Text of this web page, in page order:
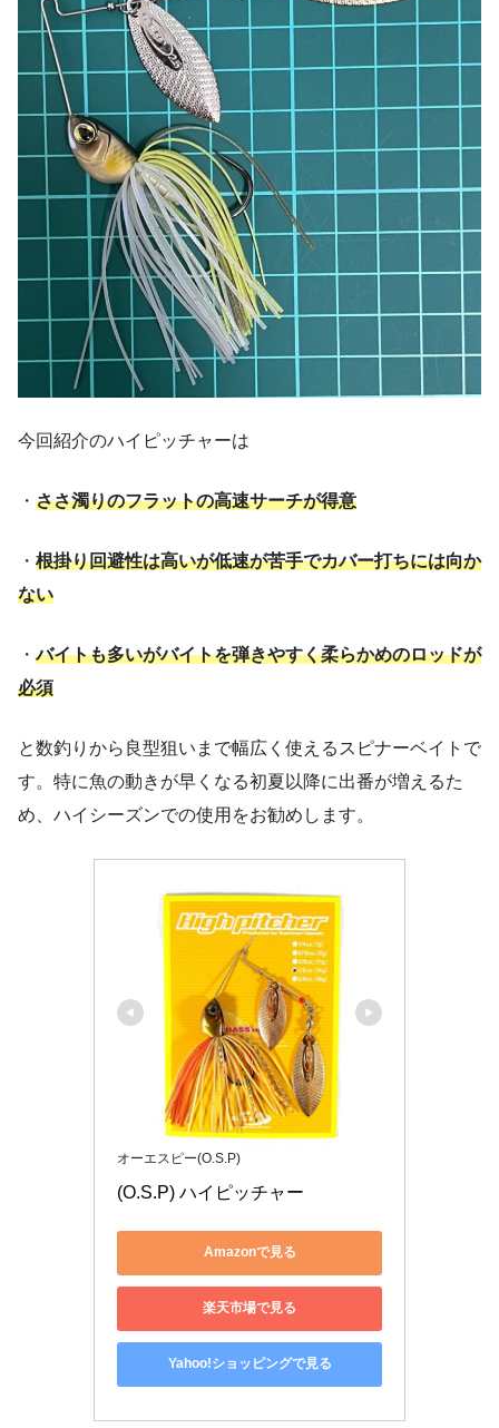
今回紹介のハイピッチャーは
・ ささ濁りのフラットの高速サーチが得意
・ 根掛り回避性は高いが低速が苦手でカバー打ちには向か
ない
・バイトも多いがバイトを弾きやすく柔らかめのロッドが
必須
と数釣りから良型狙いまで幅広く使えるスピナーベイトで
す。特に魚の動きが早くなる初夏以降に出番が増えるた
め、ハイシーズンでの使用をお勧めします。
オーエスピー(O.S.P)
(O.S.P) ハイピッチャー
Amazonで見る
楽天市場で見る
Yahoo!ショッピングで見る